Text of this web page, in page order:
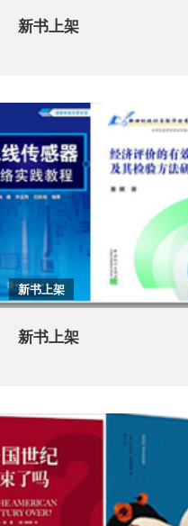
新书上架
新书上架
新书上架